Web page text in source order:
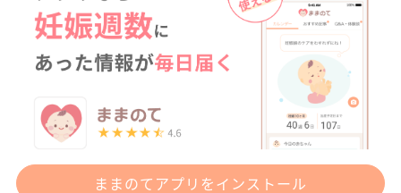
ままのてアプリをインストール